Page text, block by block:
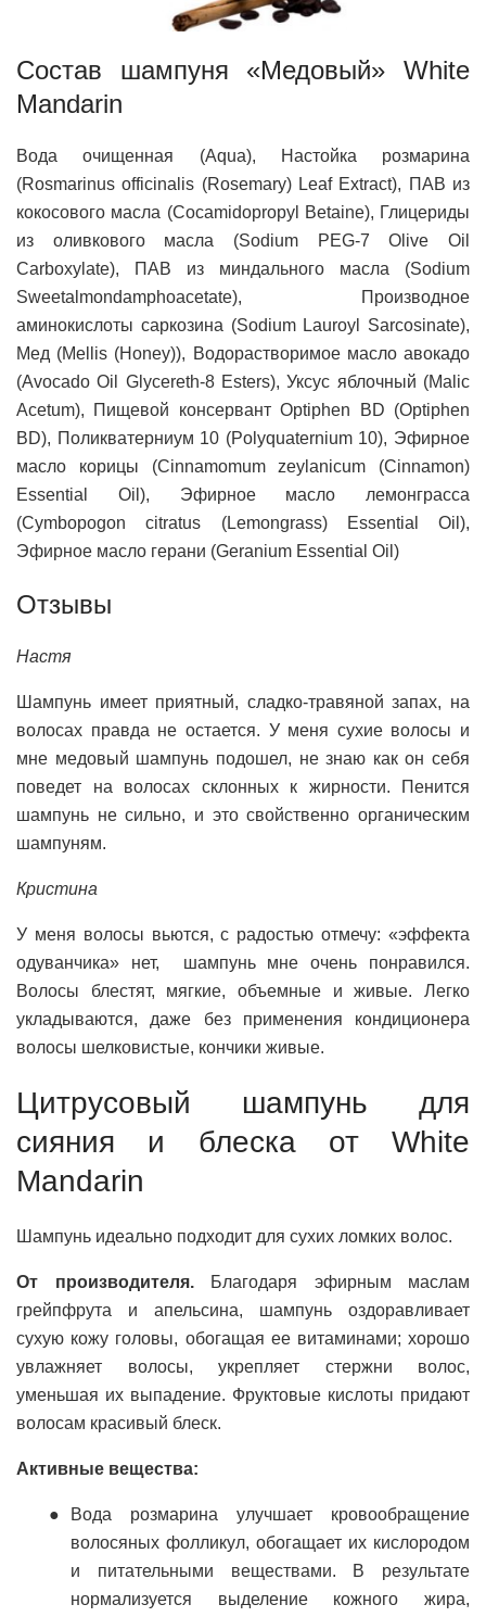
Состав шампуня «Медовый» White
Mandarin
Вода очищенная (Aqua), Настойка розмарина
(Rosmarinus officinalis (Rosemary) Leaf Extract), ПАВ из
кокосового масла (Cocamidopropyl Betaine), Глицериды
из оливкового масла (Sodium PEG-7 Olive Oil
Carboxylate), ПАВ из миндального масла (Sodium
Sweetalmondamphoacetate), Производное
аминокислоты саркозина (Sodium Lauroyl Sarcosinate),
Мед (Mellis (Honey)), Водорастворимое масло авокадо
(Avocado Oil Glycereth-8 Esters), Уксус яблочный (Malic
Acetum), Пищевой консервант Optiphen BD (Optiphen
BD), Поликватерниум 10 (Polyquaternium 10), Эфирное
масло корицы (Cinnamomum zeylanicum (Cinnamon)
Essential Oil), Эфирное масло лемонграсса
(Cymbopogon citratus (Lemongrass) Essential Oil),
Эфирное масло герани (Geranium Essential Oil)
Отзывы
Настя
Шампунь имеет приятный, сладко-травяной запах, на
волосах правда не остается. У меня сухие волосы и
мне медовый шампунь подошел, не знаю как он себя
поведет на волосах склонных к жирности. Пенится
шампунь не сильно, и это свойственно органическим
шампуням.
Кристина
У меня волосы вьются, с радостью отмечу: «эффекта
одуванчика» нет, шампунь мне очень понравился.
Волосы блестят, мягкие, объемные и живые. Легко
укладываются, даже без применения кондиционера
волосы шелковистые, кончики живые.
Цитрусовый шампунь для
сияния и блеска от White
Mandarin
Шампунь идеально подходит для сухих ломких волос.
От производителя.Благодаря эфирным маслам
грейпфрута и апельсина, шампунь оздоравливает
сухую кожу головы, обогащая ее витаминами; хорошо
увлажняет волосы, укрепляет стержни волос,
уменьшая их выпадение. Фруктовые кислоты придают
волосам красивый блеск.
Активные вещества:
Вода розмарина улучшает кровообращение
волосяных фолликул, обогащает их кислородом
и питательными веществами. В результате
нормализуется выделение кожного жира,